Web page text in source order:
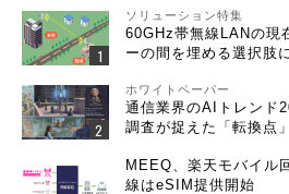
ソリューション特集
60GHz帯無線LANの
ーの間を埋める選択肢
ホワイトペーパー
通信業界のAIトレン
調査が捉えた「転換点」
MEEQ、楽天モバイ
線はeSIM提供開始